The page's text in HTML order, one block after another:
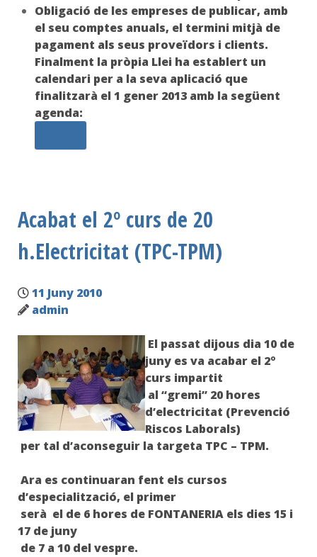
Obligació de les empreses de publicar, amb
el seu comptes anuals, el termini mitjà de
pagament als seus proveïdors i clients.
Finalment la pròpia Llei ha establert un
calendari per a la seva aplicació que
finalitzarà el 1 gener 2013 amb la següent
agenda:
Acabat el 2º curs de 20
h.Electricitat (TPC-TPM)
11 Juny 2010
admin
El passat dijous dia 10 de
juny es va acabar el 2º
curs impartit
al “gremi” 20 hores
d’electricitat (Prevenció
Riscos Laborals)
per tal d’aconseguir la targeta TPC – TPM.
Ara es continuaran fent els cursos
d’especialització, el primer
serà el de 6 hores de FONTANERIA els dies 15 i
17 de juny
de 7 a 10 del vespre.